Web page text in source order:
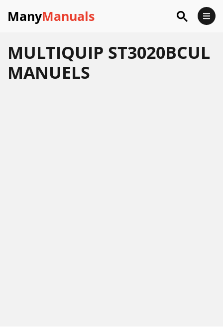
ManyManuals
MULTIQUIP ST3020BCUL
MANUELS